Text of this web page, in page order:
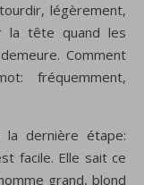
légèrement,
la tête quand les
Comment
fréquemment,
dernière étape:
facile. Elle sait ce
grand, blond